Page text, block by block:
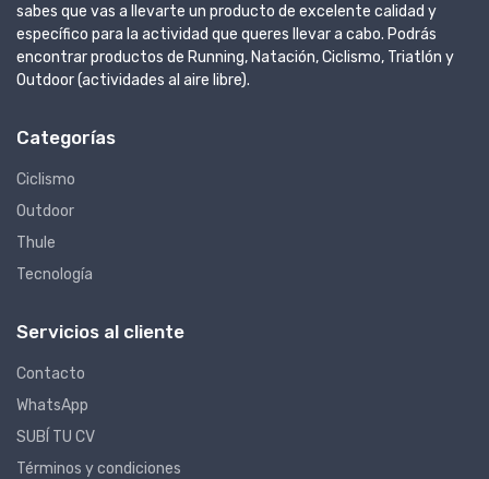
sabes que vas a llevarte un producto de excelente calidad y
específico para la actividad que queres llevar a cabo. Podrás
encontrar productos de Running, Natación, Ciclismo, Triatlón y
Outdoor (actividades al aire libre).
Categorías
Ciclismo
Outdoor
Thule
Tecnología
Servicios al cliente
Contacto
WhatsApp
SUBÍ TU CV
Términos y condiciones